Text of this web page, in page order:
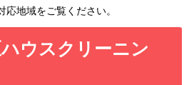
地域をご覧ください。
ウスクリーニン